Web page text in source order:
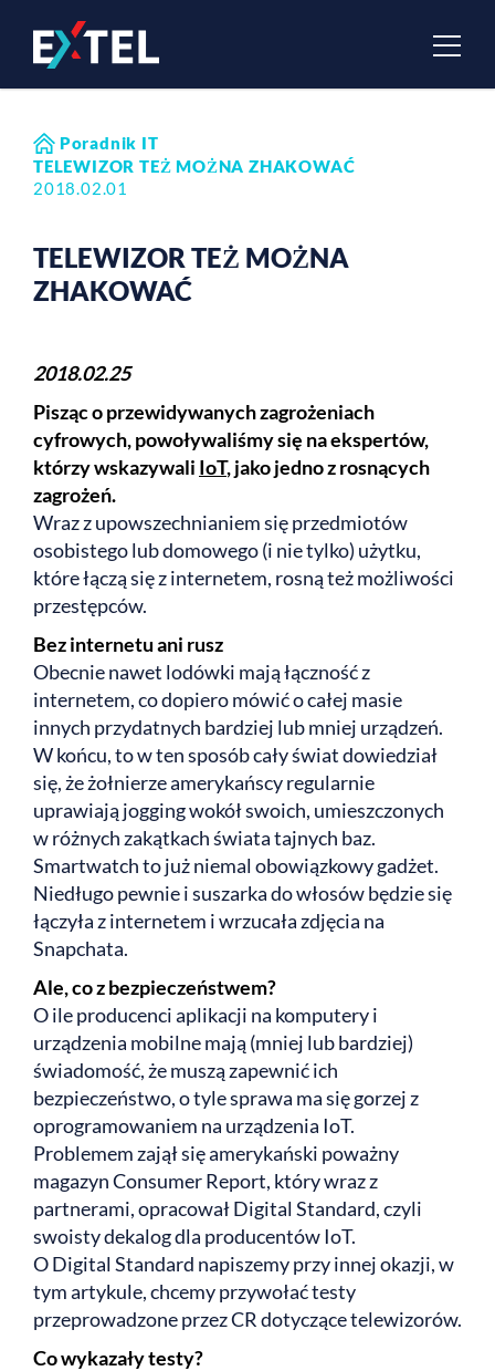
Poradnik IT
TELEWIZOR TEŻ MOŻNA ZHAKOWAĆ
2018.02.01
TELEWIZOR TEŻ MOŻNA
ZHAKOWAĆ
2018.02.25
Pisząc o przewidywanych zagrożeniach
cyfrowych, powoływaliśmy się na ekspertów,
którzy wskazywali IoT, jako jedno z rosnących
zagrożeń.
Wraz z upowszechnianiem się przedmiotów
osobistego lub domowego (i nie tylko) użytku,
które łączą się z internetem, rosną też możliwości
przestępców.
Bez internetu ani rusz
Obecnie nawet lodówki mają łączność z
internetem, co dopiero mówić o całej masie
innych przydatnych bardziej lub mniej urządzeń.
W końcu, to w ten sposób cały świat dowiedział
się, że żołnierze amerykańscy regularnie
uprawiają jogging wokół swoich, umieszczonych
w różnych zakątkach świata tajnych baz.
Smartwatch to już niemal obowiązkowy gadżet.
Niedługo pewnie i suszarka do włosów będzie się
łączyła z internetem i wrzucała zdjęcia na
Snapchata.
Ale, co z bezpieczeństwem?
O ile producenci aplikacji na komputery i
urządzenia mobilne mają (mniej lub bardziej)
świadomość, że muszą zapewnić ich
bezpieczeństwo, o tyle sprawa ma się gorzej z
oprogramowaniem na urządzenia IoT.
Problemem zajął się amerykański poważny
magazyn Consumer Report, który wraz z
partnerami, opracował Digital Standard, czyli
swoisty dekalog dla producentów IoT.
O Digital Standard napiszemy przy innej okazji, w
tym artykule, chcemy przywołać testy
przeprowadzone przez CR dotyczące telewizorów.
Co wykazały testy?